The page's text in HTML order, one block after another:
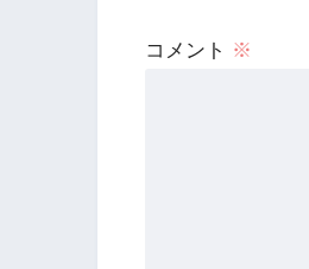
コメント ※